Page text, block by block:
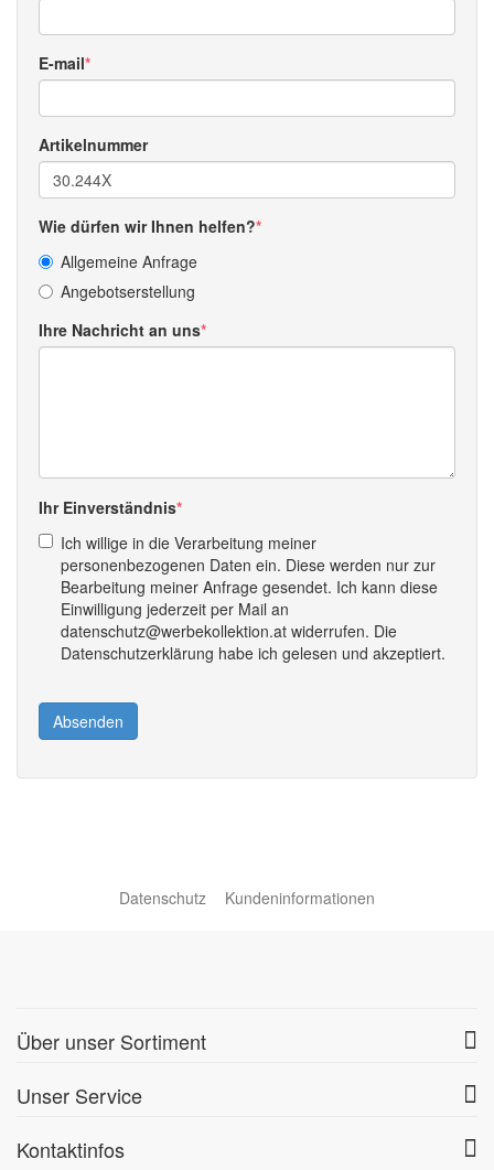
E-mail
Artikelnummer
Wie dürfen wir Ihnen helfen?
Allgemeine Anfrage
Angebotserstellung
Ihre Nachricht an uns
Ihr Einverständnis
Ich willige in die Verarbeitung meiner
personenbezogenen Daten ein. Diese werden nur zur
Bearbeitung meiner Anfrage gesendet. Ich kann diese
Einwilligung jederzeit per Mail an
datenschutz@werbekollektion.at widerrufen. Die
Datenschutzerklärung habe ich gelesen und akzeptiert.
Absenden
Datenschutz Kundeninformationen
Über unser Sortiment
Unser Service
Kontaktinfos